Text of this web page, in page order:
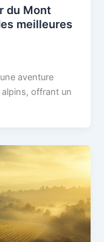
du Mont
meilleures
aventure
offrant un